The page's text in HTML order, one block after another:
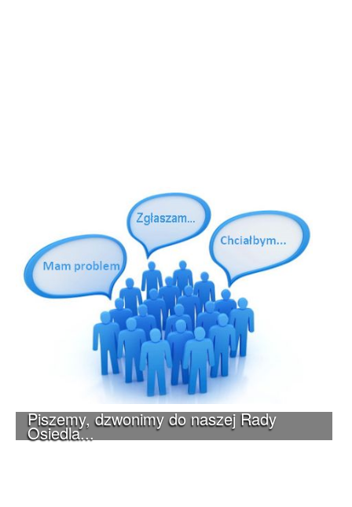
Piszemy, dzwonimy do naszej Rady
Osiedla...